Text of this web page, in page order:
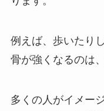
例えば、歩いたり
骨が強くなるのは
多くの人がイメー